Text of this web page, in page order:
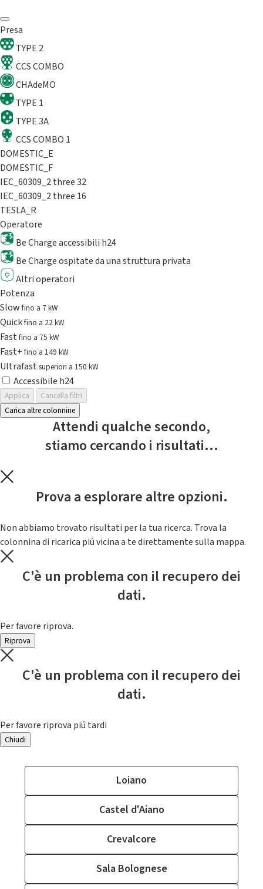
Presa
TYPE 2
CCS COMBO
CHAdeMO
TYPE 1
TYPE 3A
CCS COMBO 1
DOMESTIC_E
DOMESTIC_F
IEC_60309_2 three 32
IEC_60309_2 three 16
TESLA_R
Operatore
Be Charge accessibili h24
Be Charge ospitate da una struttura privata
Altri operatori
Potenza
Slowfino a 7 kW
Quickfino a 22 kW
Fastfino a 75 kW
Fast+fino a 149 kW
Ultrafast superiori a 150 kW
Accessibile h24
Applica
Cancella filtri
Carica altre colonnine
Attendi qualche secondo,
stiamo cercando i risultati...
Prova a esplorare altre opzioni.
Non abbiamo trovato risultati per la tua ricerca. Trova la
colonnina di ricarica piú vicina a te direttamente sulla mappa.
C'è un problema con il recupero dei
dati.
Per favore riprova.
Riprova
C'è un problema con il recupero dei
dati.
Per favore riprova piú tardi
Chiudi
Loiano
Castel d'Aiano
Crevalcore
Sala Bolognese